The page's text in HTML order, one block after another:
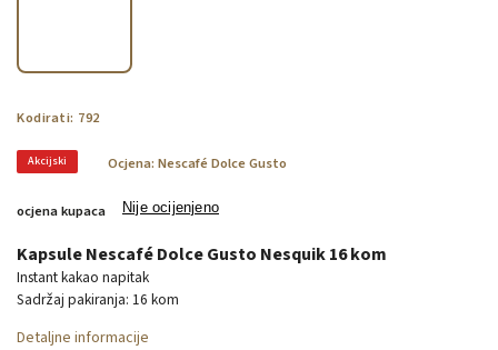
Kodirati: 792
Akcijski
ocjena kupaca Nije ocijenjeno
Ocjena: Nescafé Dolce Gusto
Kapsule Nescafé Dolce Gusto Nesquik 16 kom
Instant kakao napitak
Sadržaj pakiranja: 16 kom
Detaljne informacije